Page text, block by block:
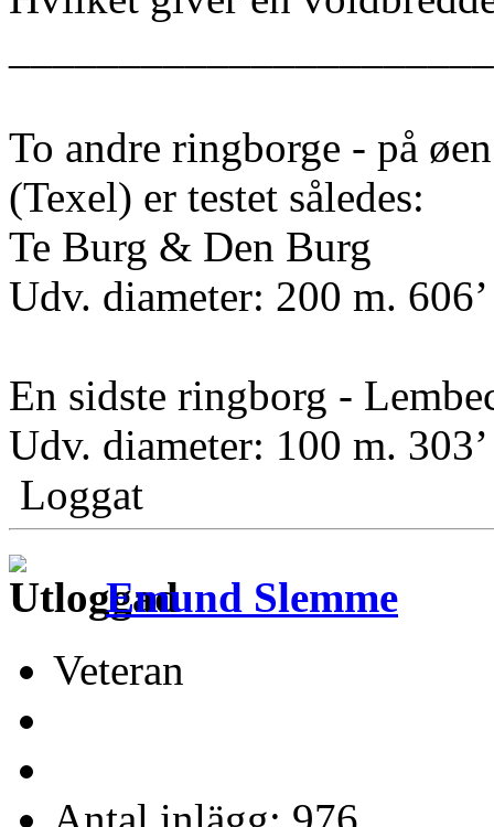
To andre ringborge - på
(Texel) er testet således:
Te Burg & Den Burg
Udv. diameter: 200 m.
En sidste ringborg -
Udv. diameter: 100 m.
Loggat
Emund Slemme
Veteran